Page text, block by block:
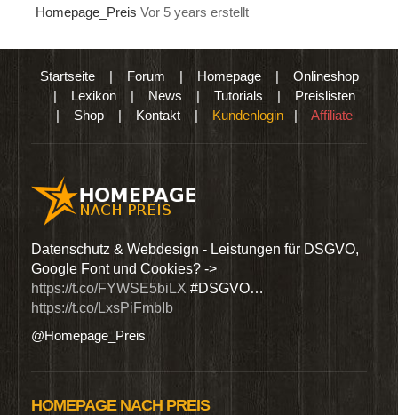
Homepage_Preis Vor 5 years erstellt
Startseite| Forum | Homepage| Onlineshop
| Lexikon | News | Tutorials | Preislisten
| Shop | Kontakt | Kundenlogin | Affiliate
Datenschutz & Webdesign - Leistungen für DSGVO,
Google Font und Cookies? ->
https://t.co/FYWSE5biLX #DSGVO…
https://t.co/LxsPiFmbIb
@Homepage_Preis
HOMEPAGE NACH PREIS